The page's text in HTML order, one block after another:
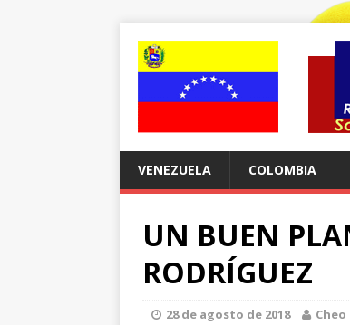
VENEZUELA COLOMBIA
UN BUEN
RODRÍGUEZ
28 de agosto de 2018 Cheo